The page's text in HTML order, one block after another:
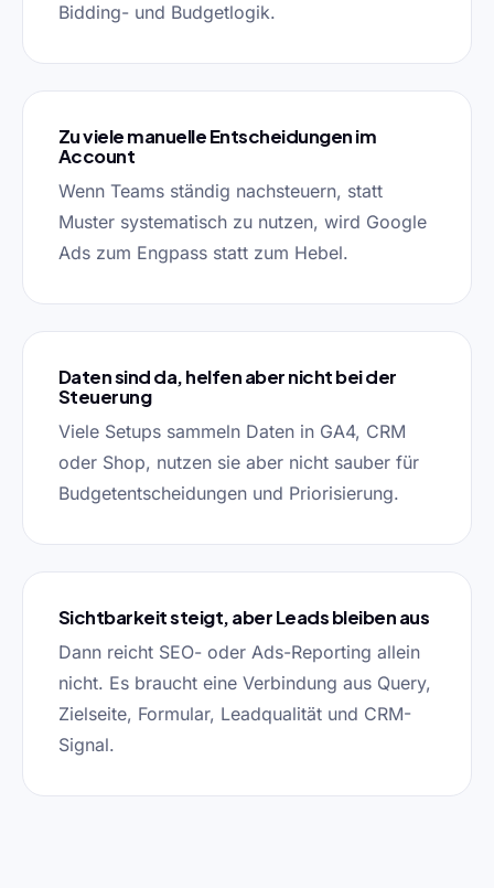
Bidding- und Budgetlogik.
Zu viele manuelle Entscheidungen im
Account
Wenn Teams ständig nachsteuern, statt
Muster systematisch zu nutzen, wird Google
Ads zum Engpass statt zum Hebel.
Daten sind da, helfen aber nicht bei der
Steuerung
Viele Setups sammeln Daten in GA4, CRM
oder Shop, nutzen sie aber nicht sauber für
Budgetentscheidungen und Priorisierung.
Sichtbarkeit steigt, aber Leads bleiben aus
Dann reicht SEO- oder Ads-Reporting allein
nicht. Es braucht eine Verbindung aus Query,
Zielseite, Formular, Leadqualität und CRM-
Signal.